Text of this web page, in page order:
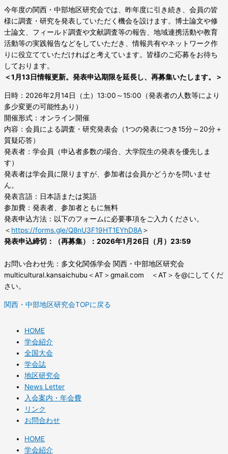
今年度の関西・中部地区研究会では、昨年度に引き続き、会員の皆
様に調査・研究を発表していただく機会を設けます。博士論文や修
士論文、フィールド調査や文献調査等の報告、地域連携活動や教育
活動等の実践報告などをしていただき、情報共有やネットワーク作
りに役立てていただければと考えています。皆様のご応募をお待ち
しております。
＜1月13日情報更新。発表申込期限を延長し、再募集いたします。＞
日時：2026年2月14日（土）13:00～15:00（発表者の人数等により
多少変更の可能性あり）
開催形式：オンライン開催
内容：会員による調査・研究発表会（1つの発表につき15分～20分＋
質疑応答）
発表者：学会員（申込者多数の場合、大学院生の発表を優先しま
す）
発表者は学会員に限りますが、参加者は会員かどうかを問いませ
ん。
発表言語：日本語または英語
参加費：発表者、参加者ともに無料
発表申込方法：以下のフォームに必要事項をご入力ください。
＜ https://forms.gle/Q8nU3F19HT1EYhD8A＞
発表申込締切：（再募集）：2026年1月26日（月）23:59
お問い合わせ先：多文化関係学会 関西・中部地区研究会
multicultural.kansaichubu＜AT＞gmail.com ＜AT＞を@にしてくだ
さい。
関西・中部地区研究会TOPに戻る
HOME
学会紹介
全国大会
学会誌
地区研究会
News Letter
入会案内・年会費
リンク
お問合わせ
HOME
学会紹介